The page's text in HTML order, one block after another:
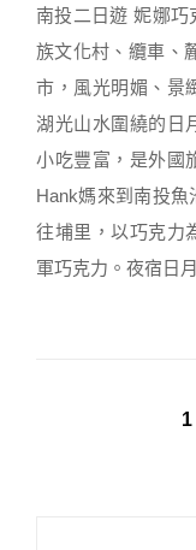
南投二日遊 妮娜巧
族文化村、纜車、
市，風光明媚、景
湖光山水圍繞的日
小吃豐富，是外國
Hank媽來到南投
往埔里，以巧克力
軍巧克力。夜宿日
1